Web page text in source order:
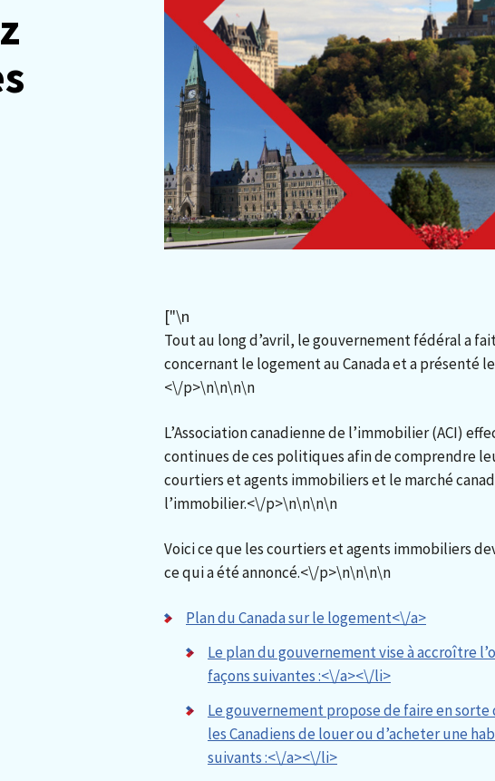
["\n
Tout au long d’avril, le gouvernement fédéral a
concernant le logement au Canada et a présenté
<\/p>\n\n\n\n
L’Association canadienne de l’immobilier (ACI)
continues de ces politiques afin de comprendre
courtiers et agents immobiliers et le marché
l’immobilier.<\/p>\n\n\n\n
Voici ce que les courtiers et agents immobiliers
ce qui a été annoncé.<\/p>\n\n\n\n
Plan du Canada sur le logement<\/a>
Le plan du gouvernement vise à accroître
façons suivantes :<\/a><\/li>
Le gouvernement propose de faire en
les Canadiens de louer ou d’acheter une
suivants :<\/a><\/li>